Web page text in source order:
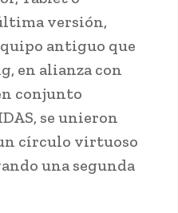
versión,
antiguo que
en alianza con
conjunto
se unieron
círculo virtuoso
una segunda